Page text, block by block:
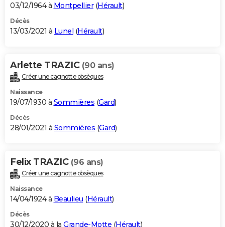
03/12/1964 à Montpellier(Hérault)
Décès
13/03/2021 à Lunel (Hérault)
Arlette TRAZIC (90 ans)
Créer une cagnotte obsèques
Naissance
19/07/1930 à Sommières (Gard)
Décès
28/01/2021 à Sommières (Gard)
Felix TRAZIC (96 ans)
Créer une cagnotte obsèques
Naissance
14/04/1924 à Beaulieu (Hérault)
Décès
30/12/2020 à la Grande-Motte (Hérault)